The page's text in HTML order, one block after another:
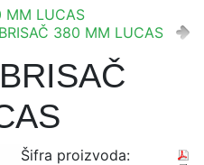
MM LUCAS
380 MM LUCAS
Šifra proizvoda: